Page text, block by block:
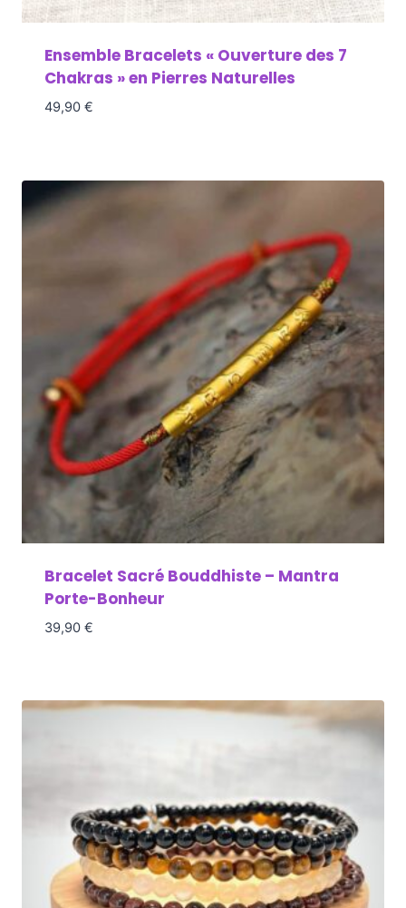
Ensemble Bracelets « Ouverture des 7
Chakras » en Pierres Naturelles
49,90 €
Bracelet Sacré Bouddhiste – Mantra
Porte-Bonheur
39,90 €